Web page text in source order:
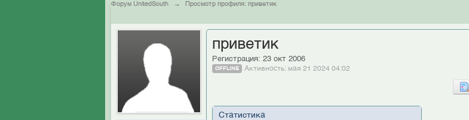
Форум UnitedSouth → Просмотр профиля: приветик
приветик
Регистрация: 23 окт 2006
OFFLINE Активность: мая 21 2024 04:02
Статистика